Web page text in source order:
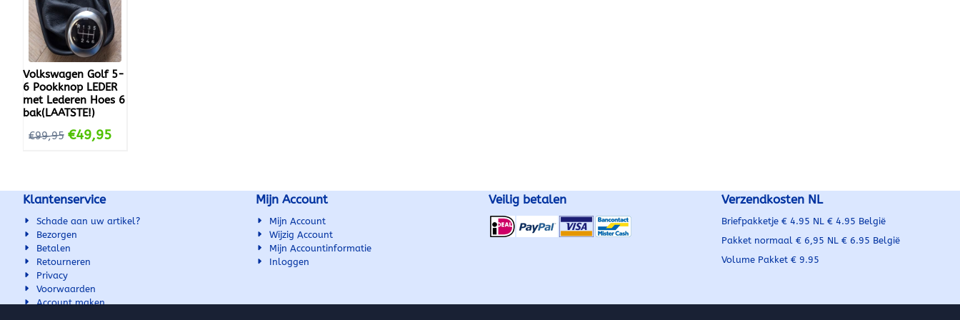
mm Pookstang passend voor 1.4-
1.6 liter of SDI · Mooi Design, goede
pasvorm, chroomafwerking ·
Pookknop met pookhoes comple...
Volkswagen Golf 5-
6 Pookknop LEDER
met Lederen Hoes 6
bak(LAATSTE!)
€99,95 €49,95
Klantenservice
Schade aan uw artikel?
Bezorgen
Betalen
Retourneren
Privacy
Voorwaarden
Account maken
Mijn Account
Mijn Account
Wijzig Account
Mijn Accountinformatie
Inloggen
Veilig betalen Verzendkosten NL
Briefpakketje € 4.95 NL € 4.95 België
Pakket normaal € 6,95 NL € 6.95 België
Volume Pakket € 9.95